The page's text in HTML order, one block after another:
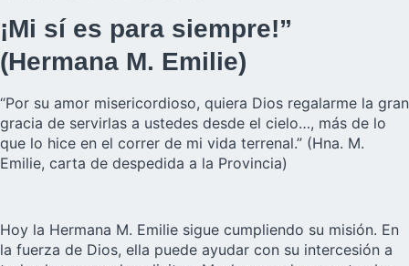
¡Mi sí es para siempre!”
(Hermana M. Emilie)
“Por su amor misericordioso, quiera Dios regalarme la gran
gracia de servirlas a ustedes desde el cielo…, más de lo
que lo hice en el correr de mi vida terrenal.” (Hna. M.
Emilie, carta de despedida a la Provincia)
Hoy la Hermana M. Emilie sigue cumpliendo su misión. En
la fuerza de Dios, ella puede ayudar con su intercesión a